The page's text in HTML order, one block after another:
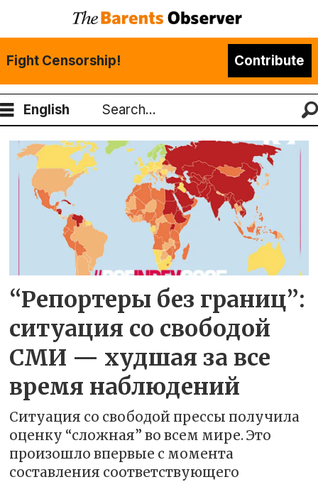
Fight Censorship! Contribute
English
Search
Tag:
свобода
прессы
“Репортеры без границ”:
ситуация со свободой
СМИ — худшая за все
время наблюдений
Ситуация со свободой прессы получила
оценку “сложная” во всем мире. Это
произошло впервые с момента
составления соответствующего